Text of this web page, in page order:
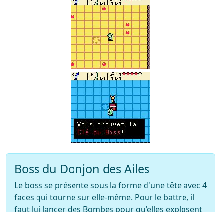
Boss du Donjon des Ailes
Le boss se présente sous la forme d'une tête avec 4
faces qui tourne sur elle-même. Pour le battre, il
faut lui lancer des Bombes pour qu'elles explosent